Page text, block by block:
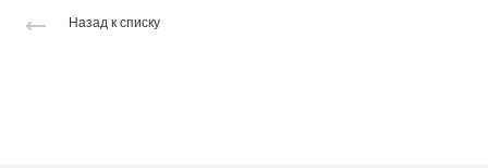
Назад к списку